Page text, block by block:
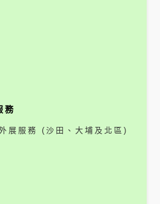
務
展服務 (沙田、大埔及北區)